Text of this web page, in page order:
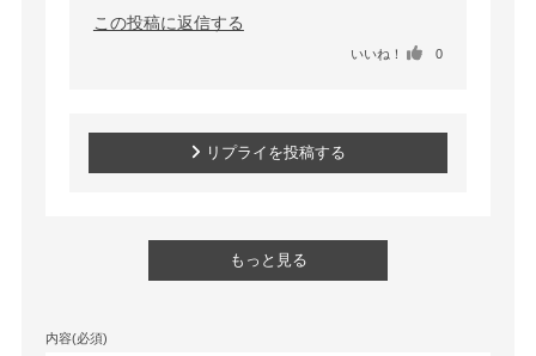
この投稿に返信する
いいね！ 0
リプライを投稿する
もっと見る
内容(必須)